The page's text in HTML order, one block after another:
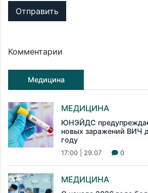
Отправить
Комментарии
Медицина
МЕДИЦИНА
ЮНЭЙДС
новых заражений ВИЧ
году
17:00 | 29.07 0
МЕДИЦИНА